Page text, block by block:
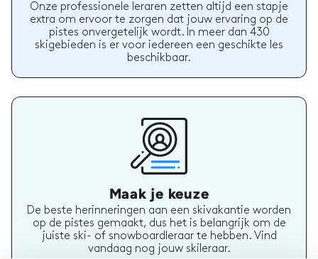
Onze professionele leraren zetten altijd een stapje
extra om ervoor te zorgen dat jouw ervaring op de
pistes onvergetelijk wordt. In meer dan 430
skigebieden is er voor iedereen een geschikte les
beschikbaar.
Maak je keuze
De beste herinneringen aan een skivakantie worden
op de pistes gemaakt, dus het is belangrijk om de
juiste ski- of snowboardleraar te hebben. Vind
vandaag nog jouw skileraar.